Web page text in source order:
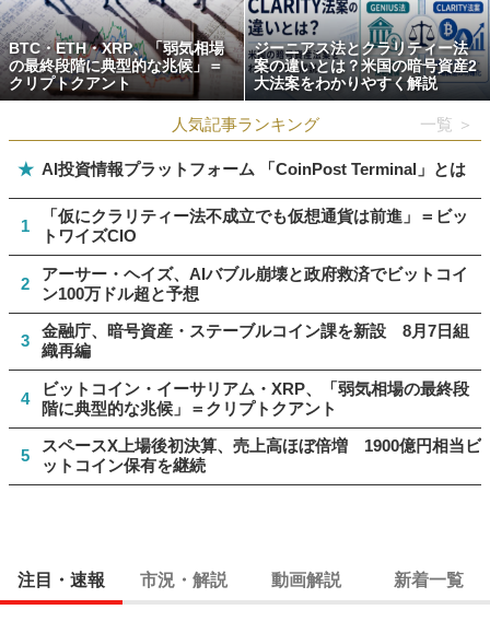
BTC・ETH・XRP、「弱気相場
の最終段階に典型的な兆候」＝
クリプトクアント
ジーニアス法とクラリティー法
案の違いとは？米国の暗号資産2
大法案をわかりやすく解説
人気記事ランキング 一覧 ＞
★ AI投資情報プラットフォーム 「CoinPost Terminal」とは
1
「仮にクラリティー法不成立でも仮想通貨は前進」＝ビッ
トワイズCIO
2
アーサー・ヘイズ、AIバブル崩壊と政府救済でビットコイ
ン100万ドル超と予想
3
金融庁、暗号資産・ステーブルコイン課を新設 8月7日組
織再編
4
ビットコイン・イーサリアム・XRP、「弱気相場の最終段
階に典型的な兆候」＝クリプトクアント
5
スペースX上場後初決算、売上高ほぼ倍増 1900億円相当ビ
ットコイン保有を継続
注目・速報 市況・解説 動画解説 新着一覧